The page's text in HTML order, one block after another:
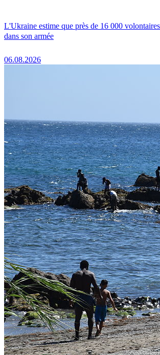
L'Ukraine estime que près de 16 000
dans son armée
06.08.2026